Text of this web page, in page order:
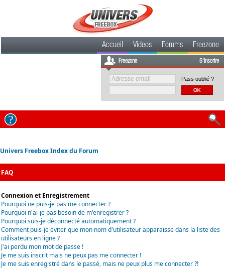
Accueil Videos Forums Freezone
Freezone S'inscrire
Pass oublié ?
Univers Freebox Index du Forum
FAQ
Connexion et Enregistrement
Pourquoi ne puis-je pas me connecter ?
Pourquoi n'ai-je pas besoin de m'enregistrer ?
Pourquoi suis-je déconnecté automatiquement ?
Comment puis-je éviter que mon nom d'utilisateur apparaisse dans la liste des
utilisateurs en ligne ?
J'ai perdu mon mot de passe !
Je me suis inscrit mais ne peux pas me connecter !
Je me suis enregistré dans le passé, mais ne peux plus me connecter ?!